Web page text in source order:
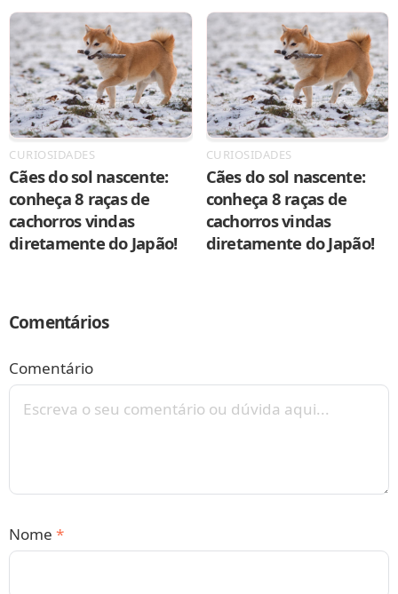
CURIOSIDADES
Cães do sol nascente:
conheça 8 raças de
cachorros vindas
diretamente do Japão!
CURIOSIDADES
Cães do sol nascente:
conheça 8 raças de
cachorros vindas
diretamente do Japão!
Comentários
Comentário
Nome *